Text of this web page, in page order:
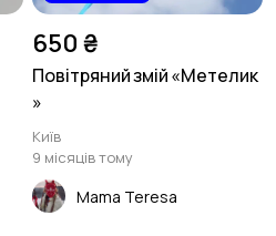
650 ₴
Повітряний змій «Метелик
»
Київ
9 місяців тому
Mama Teresa